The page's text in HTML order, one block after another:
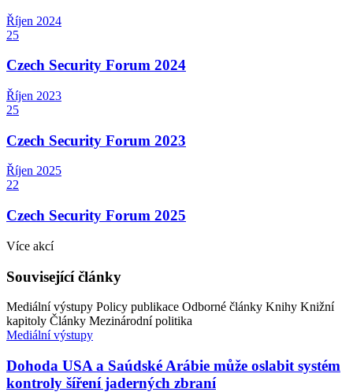
Říjen 2024
25
Czech Security Forum 2024
Říjen 2023
25
Czech Security Forum 2023
Říjen 2025
22
Czech Security Forum 2025
Více akcí
Související články
Mediální výstupy Policy publikace Odborné články Knihy Knižní
kapitoly Články Mezinárodní politika
Mediální výstupy
Dohoda USA a Saúdské Arábie může oslabit systém
kontroly šíření jaderných zbraní